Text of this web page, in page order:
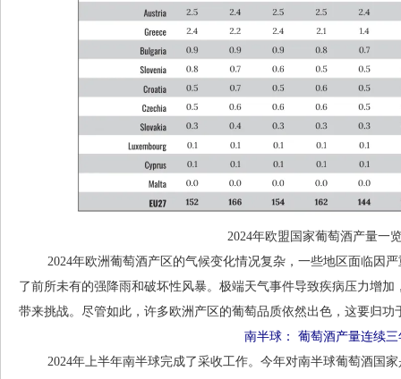
2024年欧盟国家葡萄酒产量一
2024年欧洲葡萄酒产区的气候变化情况复杂，一些地区面临因严
了前所未有的强降雨和破坏性风暴。极端天气事件导致疾病压力增
带来挑战。尽管如此，许多欧洲产区的葡萄品质依然出色，这要归
南半球： 葡萄酒产量连续
2024年上半年南半球完成了采收工作。今年对南半球葡萄酒国家